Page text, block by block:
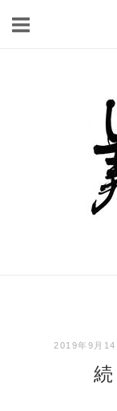
Home
2019年9月14
続